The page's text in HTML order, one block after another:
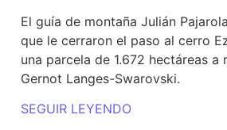
El guía de montaña Julián
que le cerraron el paso al cerro
una parcela de 1.672 hectáreas a
Gernot Langes-Swarovski.
SEGUIR LEYENDO